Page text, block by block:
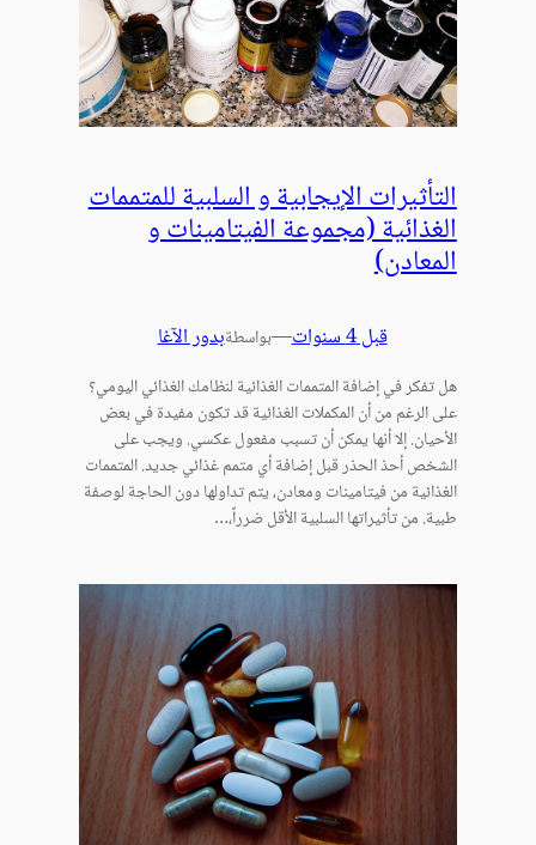
التأثيرات الإيجابية و السلبية للمتممات
الغذائية (مجموعة الفيتامينات و
المعادن)
قبل 4 سنوات —بواسطةبدور الآغا
هل تفكر في إضافة المتممات الغذائية لنظامك الغذائي اليومي؟
على الرغم من أن المكملات الغذائية قد تكون مفيدة في بعض
الأحيان. إلا أنها يمكن أن تسبب مفعول عكسي. ويجب على
الشخص أحذ الحذر قبل إضافة أي متمم غذائي جديد. المتممات
الغذائية من فيتامينات ومعادن، يتم تداولها دون الحاجة لوصفة
طبية. من تأثيراتها السلبية الأقل ضرراً،…